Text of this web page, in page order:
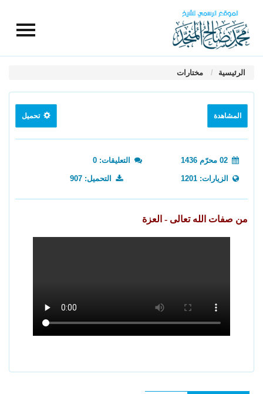
الرئيسية مختارات
المشاهدة تحميل
التعليقات: 0
الزيارات: 1201 التحميل: 907
من صفات الله تعالى - العزة